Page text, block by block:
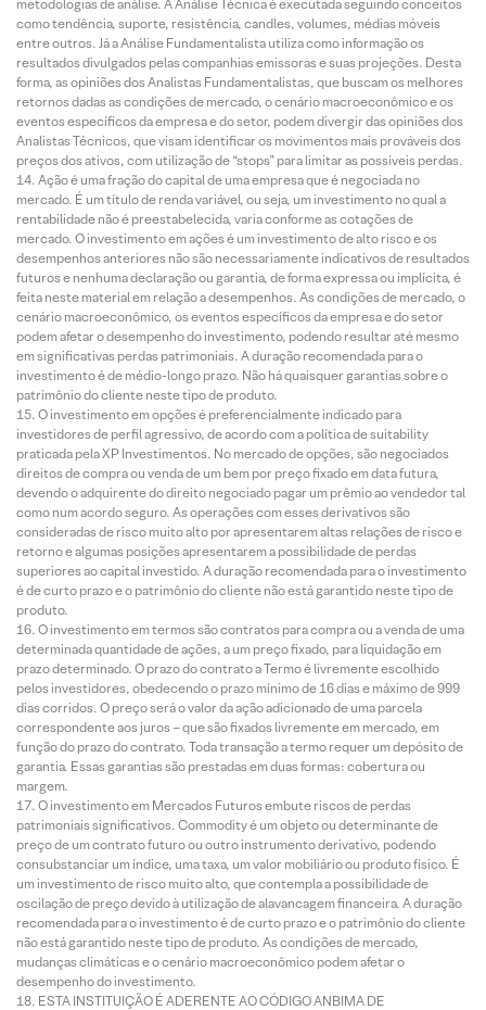
metodologias de análise. A Análise Técnica é executada seguindo conceitos
como tendência, suporte, resistência, candles, volumes, médias móveis
entre outros. Já a Análise Fundamentalista utiliza como informação os
resultados divulgados pelas companhias emissoras e suas projeções. Desta
forma, as opiniões dos Analistas Fundamentalistas, que buscam os melhores
retornos dadas as condições de mercado, o cenário macroeconômico e os
eventos específicos da empresa e do setor, podem divergir das opiniões dos
Analistas Técnicos, que visam identificar os movimentos mais prováveis dos
preços dos ativos, com utilização de “stops” para limitar as possíveis perdas.
Ação é uma fração do capital de uma empresa que é negociada no
mercado. É um título de renda variável, ou seja, um investimento no qual a
rentabilidade não é preestabelecida, varia conforme as cotações de
mercado. O investimento em ações é um investimento de alto risco e os
desempenhos anteriores não são necessariamente indicativos de resultados
futuros e nenhuma declaração ou garantia, de forma expressa ou implícita, é
feita neste material em relação a desempenhos. As condições de mercado, o
cenário macroeconômico, os eventos específicos da empresa e do setor
podem afetar o desempenho do investimento, podendo resultar até mesmo
em significativas perdas patrimoniais. A duração recomendada para o
investimento é de médio-longo prazo. Não há quaisquer garantias sobre o
patrimônio do cliente neste tipo de produto.
O investimento em opções é preferencialmente indicado para
investidores de perfil agressivo, de acordo com a política de suitability
praticada pela XP Investimentos. No mercado de opções, são negociados
direitos de compra ou venda de um bem por preço fixado em data futura,
devendo o adquirente do direito negociado pagar um prêmio ao vendedor tal
como num acordo seguro. As operações com esses derivativos são
consideradas de risco muito alto por apresentarem altas relações de risco e
retorno e algumas posições apresentarem a possibilidade de perdas
superiores ao capital investido. A duração recomendada para o investimento
é de curto prazo e o patrimônio do cliente não está garantido neste tipo de
produto.
O investimento em termos são contratos para compra ou a venda de uma
determinada quantidade de ações, a um preço fixado, para liquidação em
prazo determinado. O prazo do contrato a Termo é livremente escolhido
pelos investidores, obedecendo o prazo mínimo de 16 dias e máximo de 999
dias corridos. O preço será o valor da ação adicionado de uma parcela
correspondente aos juros – que são fixados livremente em mercado, em
função do prazo do contrato. Toda transação a termo requer um depósito de
garantia. Essas garantias são prestadas em duas formas: cobertura ou
margem.
O investimento em Mercados Futuros embute riscos de perdas
patrimoniais significativos. Commodity é um objeto ou determinante de
preço de um contrato futuro ou outro instrumento derivativo, podendo
consubstanciar um índice, uma taxa, um valor mobiliário ou produto físico. É
um investimento de risco muito alto, que contempla a possibilidade de
oscilação de preço devido à utilização de alavancagem financeira. A duração
recomendada para o investimento é de curto prazo e o patrimônio do cliente
não está garantido neste tipo de produto. As condições de mercado,
mudanças climáticas e o cenário macroeconômico podem afetar o
desempenho do investimento.
ESTA INSTITUIÇÃO É ADERENTE AO CÓDIGO ANBIMA DE